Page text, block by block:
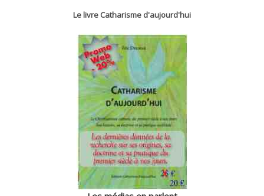
Le livre Catharisme d'aujourd'hui